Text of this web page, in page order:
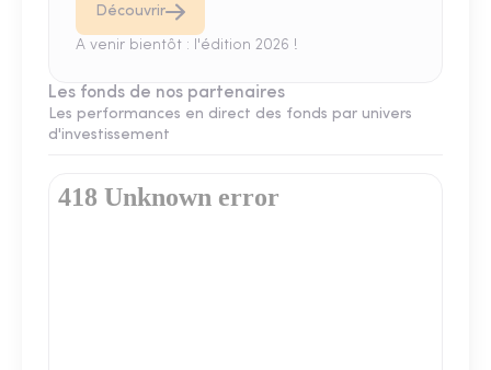
Découvrir
A venir bientôt : l'édition 2026 !
Les fonds de nos partenaires
Les performances en direct des fonds par univers
d'investissement